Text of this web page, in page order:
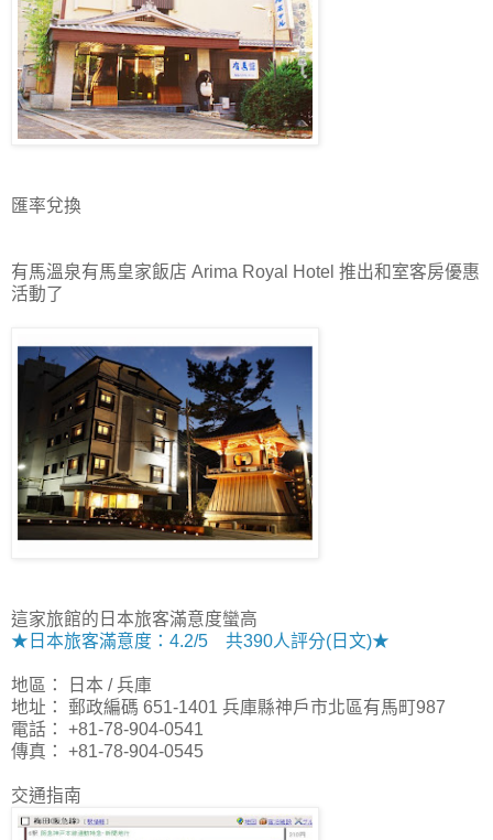
匯率兌換
有馬溫泉有馬皇家飯店 Arima Royal Hotel 推出和室客房優惠
活動了
這家旅館的日本旅客滿意度蠻高
★日本旅客滿意度：4.2/5 共390人評分(日文)★
地區： 日本 / 兵庫
地址： 郵政編碼 651-1401 兵庫縣神戶市北區有馬町987
電話： +81-78-904-0541
傳真： +81-78-904-0545
交通指南